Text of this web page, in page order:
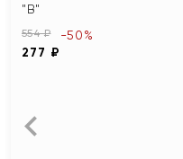
"В"
554 ₽
277 ₽
-50%